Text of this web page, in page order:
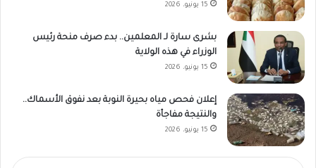
15 يونيو، 2026
بشرى سارة لـ المعلمين.. بدء صرف منحة رئيس
الوزراء في هذه الولاية
15 يونيو، 2026
إعلان فحص مياه بحيرة النوبة بعد نفوق الأسماك..
والنتيجة مفاجأة
15 يونيو، 2026